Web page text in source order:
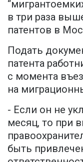
в три раза
патентов в
Подать
патента
с момента
на
- Если он не
месяц, то при
быть